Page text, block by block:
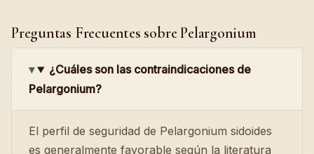
Preguntas Frecuentes sobre Pelargonium
¿Cuáles son las contraindicaciones de
Pelargonium?
El perfil de seguridad de Pelargonium sidoides
es generalmente favorable según la literatura